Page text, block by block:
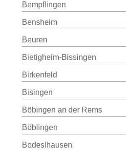
Bempflingen
Bensheim
Beuren
Bietigheim-Bissingen
Birkenfeld
Bisingen
Böbingen an der Rems
Böblingen
Bodeslhausen